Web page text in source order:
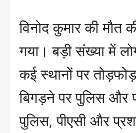
विनोद कुमार की
गया। बड़ी संख्या में
कई स्थानों पर
बिगड़ने पर पुलिस और
पुलिस, पीएसी और